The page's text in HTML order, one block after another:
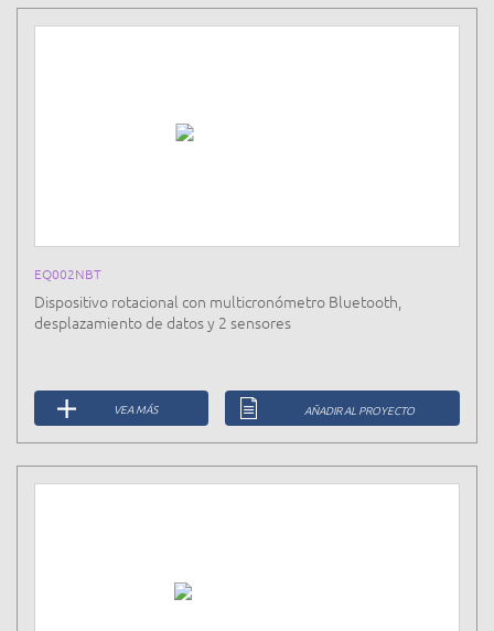
EQ002NBT
Dispositivo rotacional con multicronómetro Bluetooth,
desplazamiento de datos y 2 sensores
VEA MÁS AÑADIR AL PROYECTO